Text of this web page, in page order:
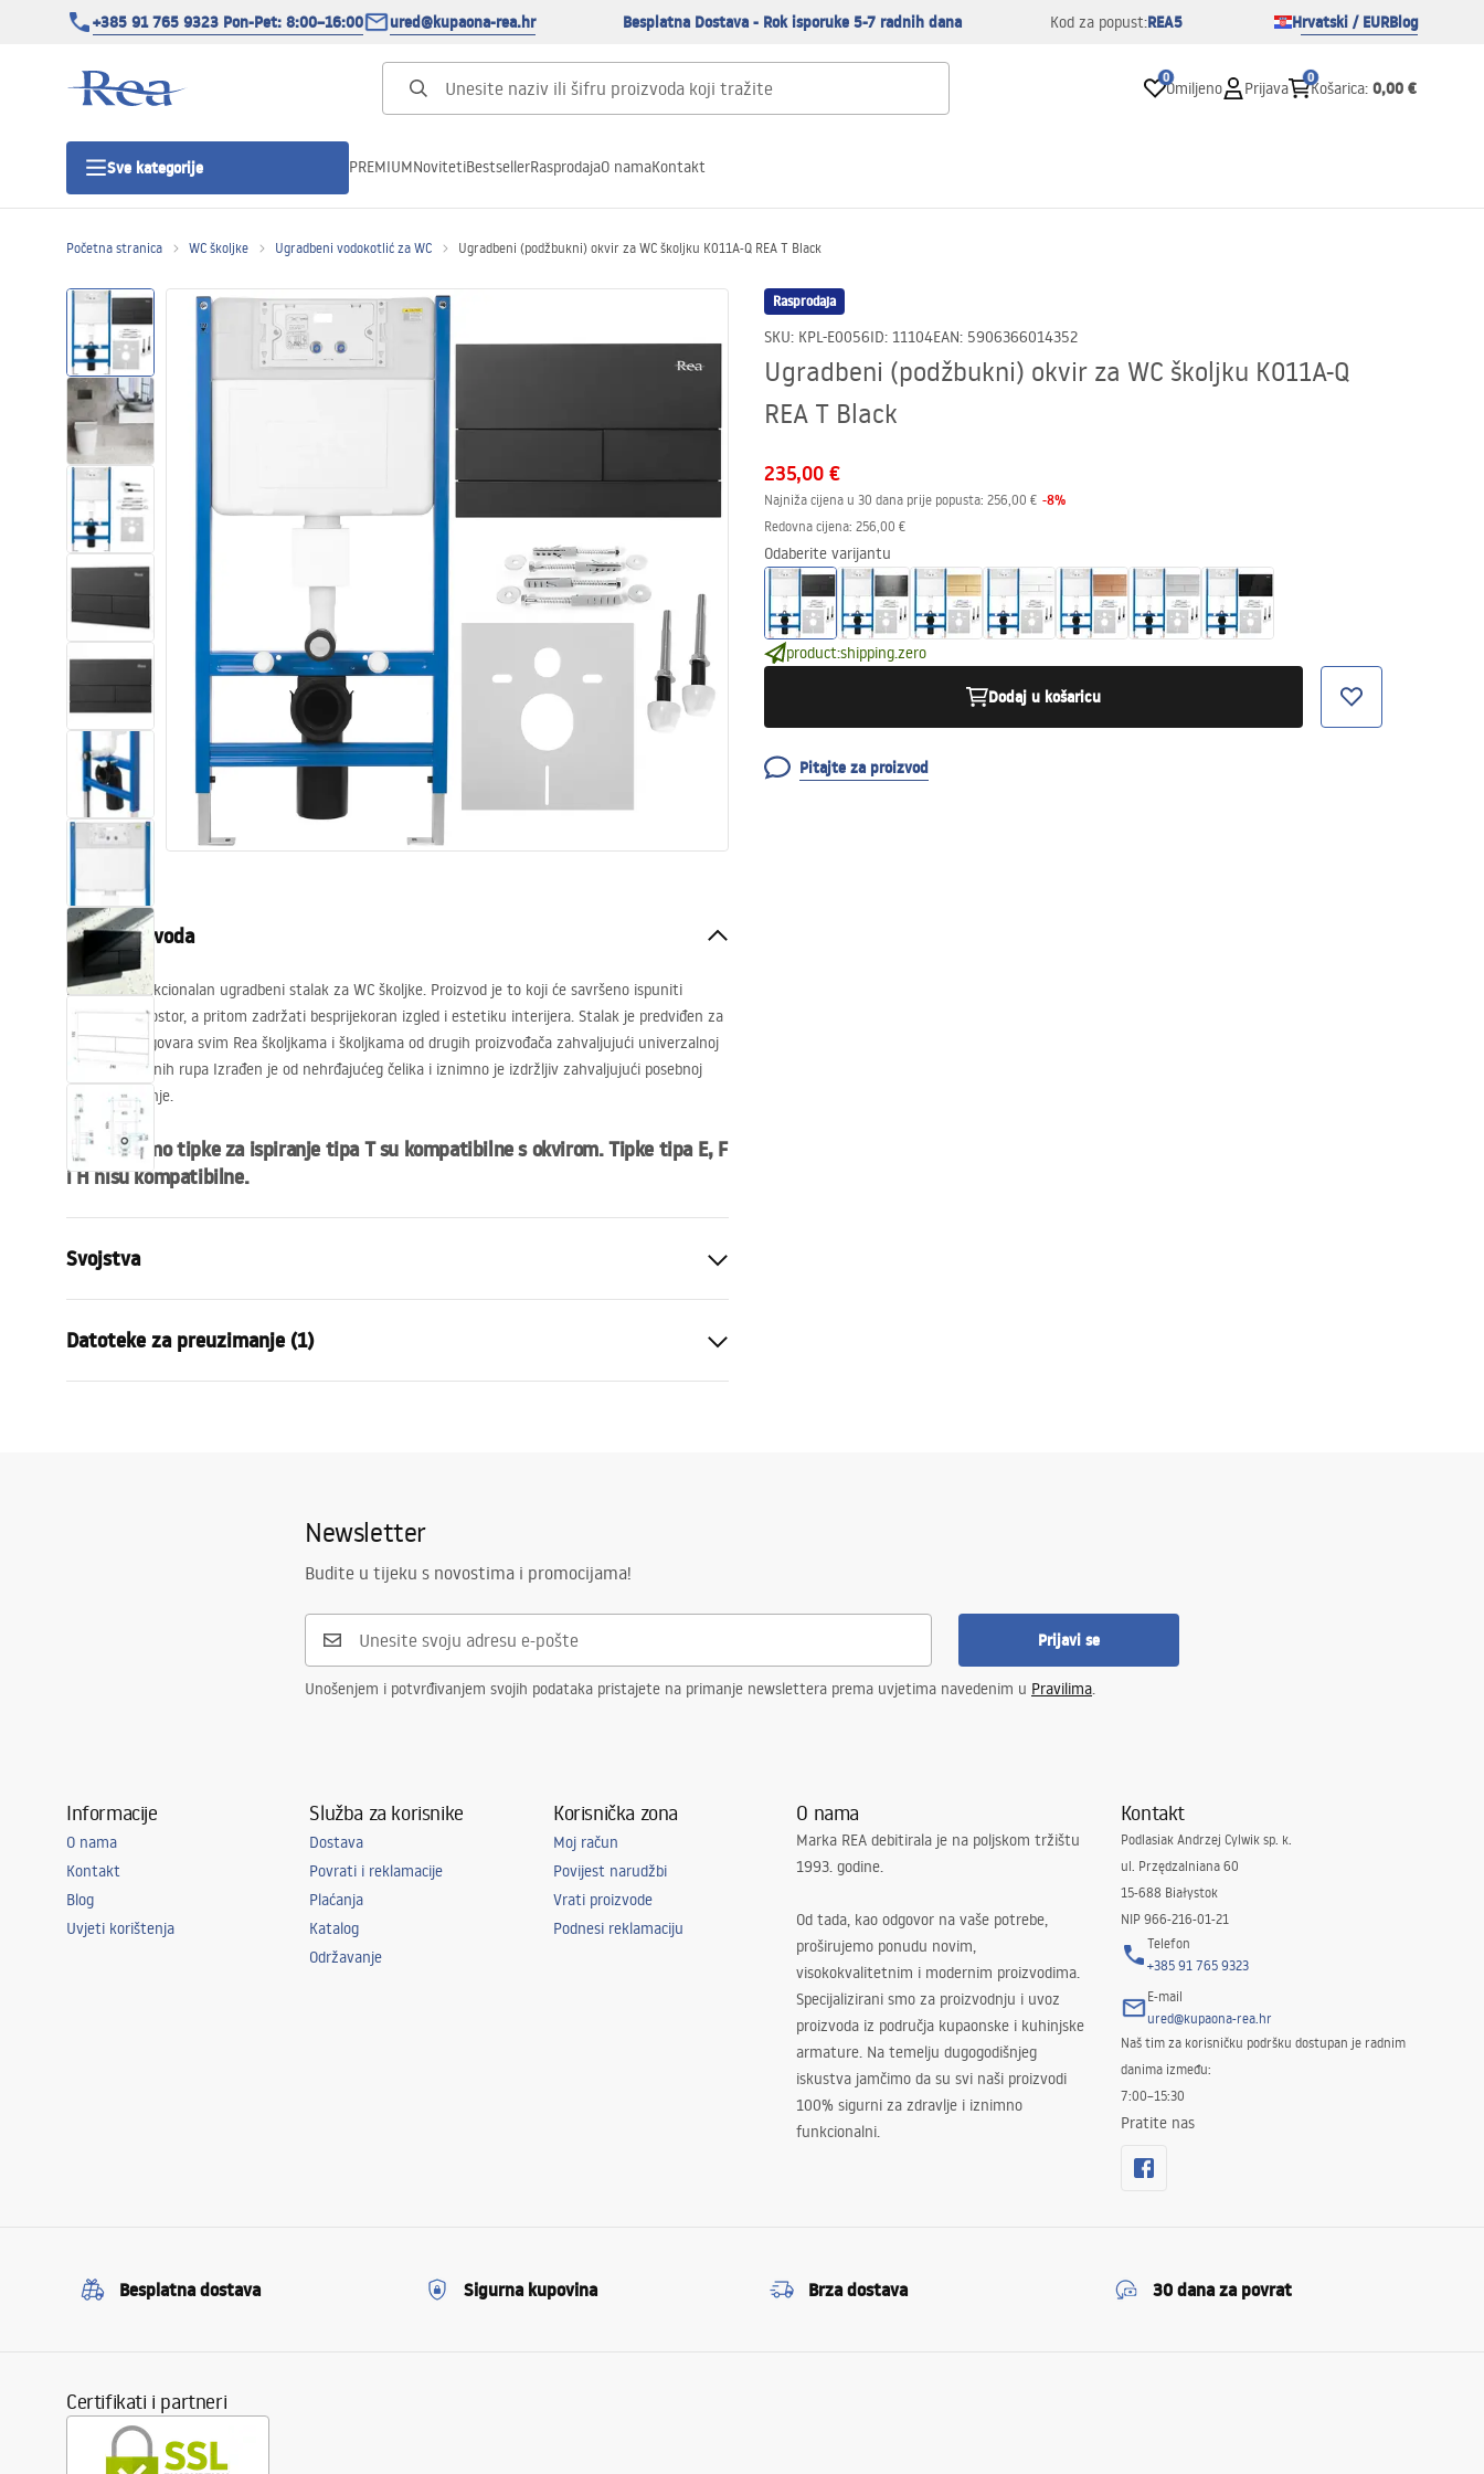
+385 91 765 9323 Pon-Pet: 8:00–16:00 ured@kupaona-rea.hr Besplatna Dostava - Rok isporuke 5-7 radnih dana Kod za popust:REA5 Hrvatski / EURBlog
0
Omiljeno Prijava
0
Košarica: 0,00 €
Sve kategorije
Tuš vrata
Tuš kade
Tuš Kanalice
WC školjke
Kade i paravani
Miješalice, pipe, slavine
Tuševi
Kuhinja
PREMIUMNovitetiBestsellerRasprodajaO namaKontakt
Početna stranica WC školjke Ugradbeni vodokotlić za WC Ugradbeni (podžbukni) okvir za WC školjku K011A-Q REA T Black
Rasprodaja
SKU: KPL-E0056ID: 11104EAN: 5906366014352
Ugradbeni (podžbukni) okvir za WC školjku K011A-Q
REA T Black
235,00 €
Najniža cijena u 30 dana prije popusta: 256,00 € -8%
Redovna cijena: 256,00 €
Odaberite varijantu
product:shipping.zero
Dodaj u košaricu
Pitajte za proizvod
Opis proizvoda
Izuzetno funkcionalan ugradbeni stalak za WC školjke. Proizvod je to koji će savršeno ispuniti
kupaonski prostor, a pritom zadržati besprijekoran izgled i estetiku interijera. Stalak je predviđen za
ugradnju. Odgovara svim Rea školjkama i školjkama od drugih proizvođača zahvaljujući univerzalnoj
širini montažnih rupa Izrađen je od nehrđajućeg čelika i iznimno je izdržljiv zahvaljujući posebnoj
fazi proizvodnje.
Važno! Samo tipke za ispiranje tipa T su kompatibilne s okvirom. Tipke tipa E, F
i H nisu kompatibilne.
Svojstva
Model
Kompatibilne tipke za ispiranje
Tip T
Da
120 mjeseci čelična konstrukcija, 24 mjeseca
Datoteke za preuzimanje (1)
Newsletter
Budite u tijeku s novostima i promocijama!
Prijavi se
Unošenjem i potvrđivanjem svojih podataka pristajete na primanje newslettera prema uvjetima navedenim u Pravilima.
Informacije
O nama
Kontakt
Blog
Uvjeti korištenja
Služba za korisnike
Dostava
Povrati i reklamacije
Plaćanja
Katalog
Održavanje
Korisnička zona
Moj račun
Povijest narudžbi
Vrati proizvode
Podnesi reklamaciju
O nama
Marka REA debitirala je na poljskom tržištu
1993. godine.
Od tada, kao odgovor na vaše potrebe,
proširujemo ponudu novim,
visokokvalitetnim i modernim proizvodima.
Specijalizirani smo za proizvodnju i uvoz
proizvoda iz područja kupaonske i kuhinjske
armature. Na temelju dugogodišnjeg
iskustva jamčimo da su svi naši proizvodi
100% sigurni za zdravlje i iznimno
funkcionalni.
Kontakt
Podlasiak Andrzej Cylwik sp. k.
ul. Przędzalniana 60
15-688 Białystok
NIP 966-216-01-21
Telefon
+385 91 765 9323
E-mail
ured@kupaona-rea.hr
Naš tim za korisničku podršku dostupan je radnim
danima između:
7:00–15:30
Pratite nas
Besplatna dostava Sigurna kupovina Brza dostava 30 dana za povrat
Certifikati i partneri